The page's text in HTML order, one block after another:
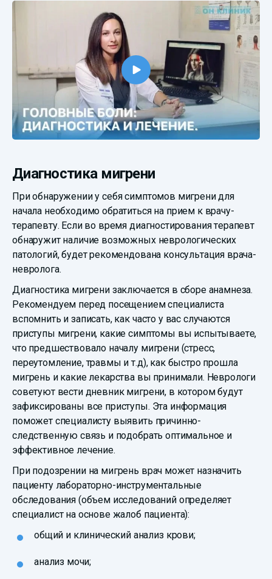
Диагностика мигрени
При обнаружении у себя симптомов мигрени для
начала необходимо обратиться на прием к врачу-
терапевту. Если во время диагностирования терапевт
обнаружит наличие возможных неврологических
патологий, будет рекомендована консультация врача-
невролога.
Диагностика мигрени заключается в сборе анамнеза.
Рекомендуем перед посещением специалиста
вспомнить и записать, как часто у вас случаются
приступы мигрени, какие симптомы вы испытываете,
что предшествовало началу мигрени (стресс,
переутомление, травмы и т.д), как быстро прошла
мигрень и какие лекарства вы принимали. Неврологи
советуют вести дневник мигрени, в котором будут
зафиксированы все приступы. Эта информация
поможет специалисту выявить причинно-
следственную связь и подобрать оптимальное и
эффективное лечение.
При подозрении на мигрень врач может назначить
пациенту лабораторно-инструментальные
обследования (объем исследований определяет
специалист на основе жалоб пациента):
общий и клинический анализ крови;
анализ мочи;